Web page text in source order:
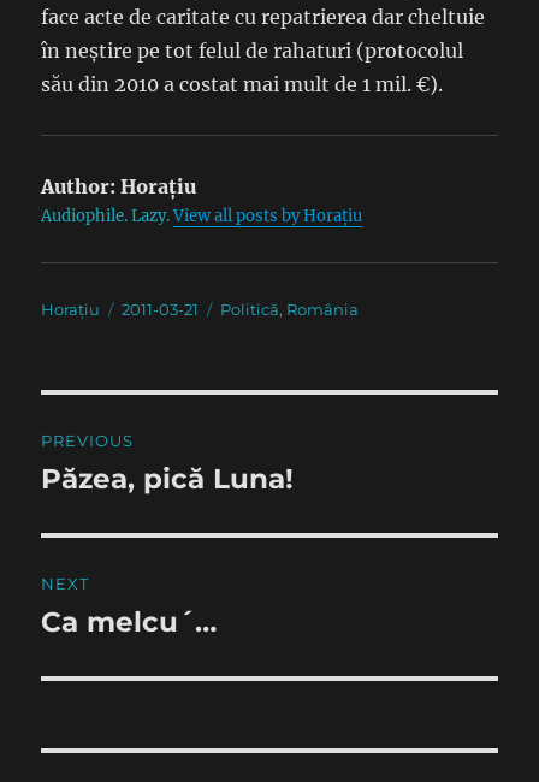
face acte de caritate cu repatrierea dar cheltuie
în neștire pe tot felul de rahaturi (protocolul
său din 2010 a costat mai mult de 1 mil. €).
Author: Horațiu
Audiophile. Lazy.View all posts by Horațiu
Author
Horațiu
Posted
2011-03-21 Categories
Politică, România
navigation
PREVIOUS
Previous
Păzea, pică Luna!
NEXT
Next
Ca melcu´…